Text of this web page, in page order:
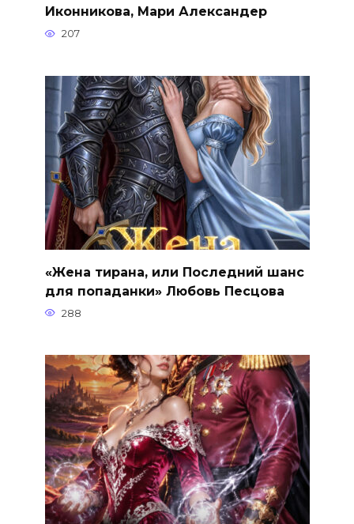
Иконникова, Мари Александер
207
«Жена тирана, или Последний шанс
для попаданки» Любовь Песцова
288